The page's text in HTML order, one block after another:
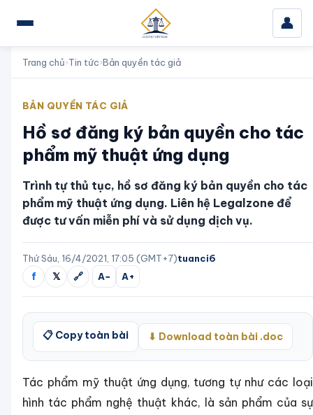
👤
Trang chủ›Tin tức›Bản quyền tác giả
BẢN QUYỀN TÁC GIẢ
Hồ sơ đăng ký bản quyền cho tác
phẩm mỹ thuật ứng dụng
Trình tự thủ tục, hồ sơ đăng ký bản quyền cho tác
phẩm mỹ thuật ứng dụng. Liên hệ Legalzone để
được tư vấn miễn phí và sử dụng dịch vụ.
Thứ Sáu, 16/4/2021, 17:05 (GMT+7)tuanci6
f 𝕏 🔗 A− A+
📋 Copy toàn bài ⬇ Download toàn bài .doc
Tác phẩm mỹ thuật ứng dụng, tương tự như các loại
hình tác phẩm nghệ thuật khác, là sản phẩm của sự